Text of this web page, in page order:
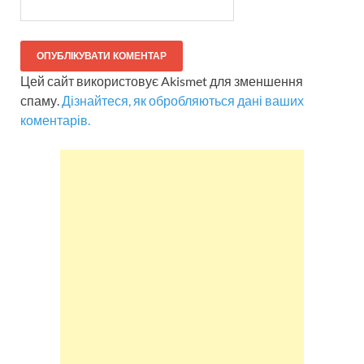
Цей сайт використовує Akismet для зменшення
спаму.Дізнайтеся, як обробляються дані ваших
коментарів.